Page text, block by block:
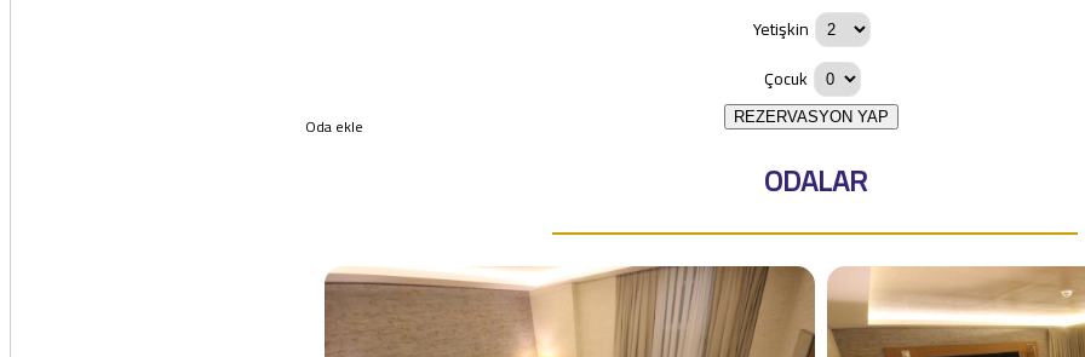
Yetişkin
Çocuk
Oda ekle REZERVASYON YAP
ODALAR